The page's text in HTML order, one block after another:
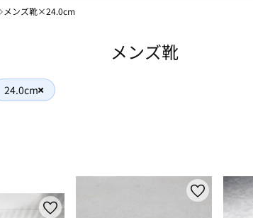
メンズ靴×24.0cm
メンズ靴
24.0cm